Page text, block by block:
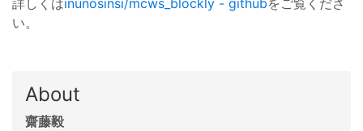
詳しくはinunosinsi/mcws_blockly - githubをご覧くださ
い。
About
齋藤毅